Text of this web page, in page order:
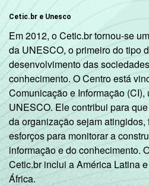
Cetic.br e Unesco
Em 2012, o Cetic.br tornou-se
da UNESCO, o primeiro do tipo
desenvolvimento das
conhecimento. O Centro está
Comunicação e Informação
UNESCO. Ele contribui para
da organização sejam
esforços para monitorar a
informação e do conhecimento.
Cetic.br inclui a América Latina
África.